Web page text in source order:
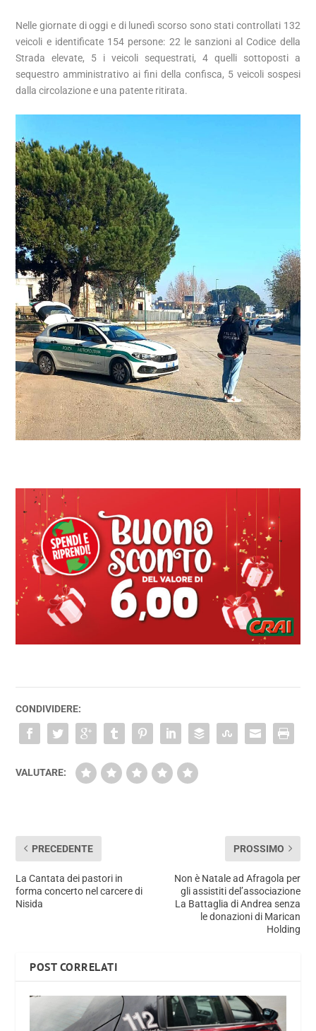
Nelle giornate di oggi e di lunedì scorso sono stati controllati 132
veicoli e identificate 154 persone: 22 le sanzioni al Codice della
Strada elevate, 5 i veicoli sequestrati, 4 quelli sottoposti a
sequestro amministrativo ai fini della confisca, 5 veicoli sospesi
dalla circolazione e una patente ritirata.
CONDIVIDERE:
VALUTARE:
PRECEDENTE
La Cantata dei pastori in
forma concerto nel carcere di
Nisida
PROSSIMO
Non è Natale ad Afragola per
gli assistiti del’associazione
La Battaglia di Andrea senza
le donazioni di Marican
Holding
POST CORRELATI